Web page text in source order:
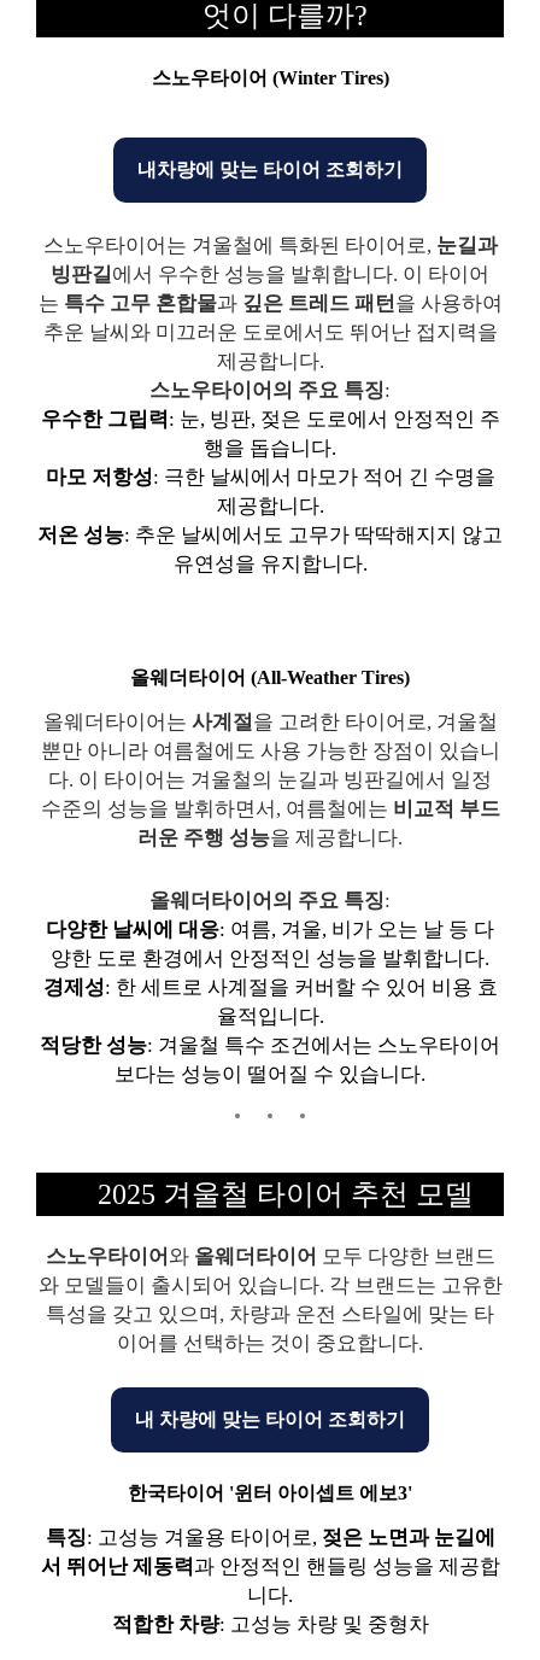
엇이 다를까?
스노우타이어 (Winter Tires)
내차량에 맞는 타이어 조회하기
스노우타이어는 겨울철에 특화된 타이어로, 눈길과
빙판길에서 우수한 성능을 발휘합니다. 이 타이어
는 특수 고무 혼합물과 깊은 트레드 패턴을 사용하여
추운 날씨와 미끄러운 도로에서도 뛰어난 접지력을
제공합니다.
스노우타이어의 주요 특징:
우수한 그립력: 눈, 빙판, 젖은 도로에서 안정적인 주
행을 돕습니다.
마모 저항성: 극한 날씨에서 마모가 적어 긴 수명을
제공합니다.
저온 성능: 추운 날씨에서도 고무가 딱딱해지지 않고
유연성을 유지합니다.
올웨더타이어 (All-Weather Tires)
올웨더타이어는 사계절을 고려한 타이어로, 겨울철
뿐만 아니라 여름철에도 사용 가능한 장점이 있습니
다. 이 타이어는 겨울철의 눈길과 빙판길에서 일정
수준의 성능을 발휘하면서, 여름철에는 비교적 부드
러운 주행 성능을 제공합니다.
올웨더타이어의 주요 특징:
다양한 날씨에 대응: 여름, 겨울, 비가 오는 날 등 다
양한 도로 환경에서 안정적인 성능을 발휘합니다.
경제성: 한 세트로 사계절을 커버할 수 있어 비용 효
율적입니다.
적당한 성능: 겨울철 특수 조건에서는 스노우타이어
보다는 성능이 떨어질 수 있습니다.
2025 겨울철 타이어 추천 모델
스노우타이어 와 올웨더타이어 모두 다양한 브랜드
와 모델들이 출시되어 있습니다. 각 브랜드는 고유한
특성을 갖고 있으며, 차량과 운전 스타일에 맞는 타
이어를 선택하는 것이 중요합니다.
내 차량에 맞는 타이어 조회하기
한국타이어 '윈터 아이셉트 에보3'
특징: 고성능 겨울용 타이어로, 젖은 노면과 눈길에
서 뛰어난 제동력과 안정적인 핸들링 성능을 제공합
니다.
적합한 차량: 고성능 차량 및 중형차